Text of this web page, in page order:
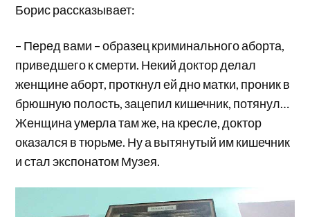
Борис рассказывает:
– Перед вами – образец криминального аборта,
приведшего к смерти. Некий доктор делал
женщине аборт, проткнул ей дно матки, проник в
брюшную полость, зацепил кишечник, потянул…
Женщина умерла там же, на кресле, доктор
оказался в тюрьме. Ну а вытянутый им кишечник
и стал экспонатом Музея.